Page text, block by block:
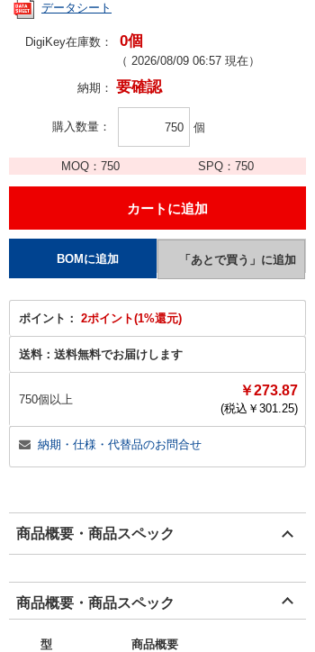
データシート
DigiKey在庫数： 0個
（ 2026/08/09 06:57 現在）
納期： 要確認
購入数量 個
MOQ：750 SPQ： 750
ポイント： 2ポイント(1%還元)
送料： 送料無料でお届けします
750個以上
￥273.87
(税込￥ 301.25)
納期・仕様・代替品のお問合せ
商品概要・商品スペック
商品概要・商品スペック
型 商品概要